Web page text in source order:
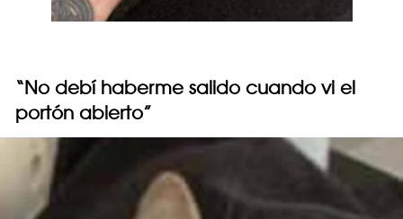
“No debí haberme salido cuando vi el
portón abierto”